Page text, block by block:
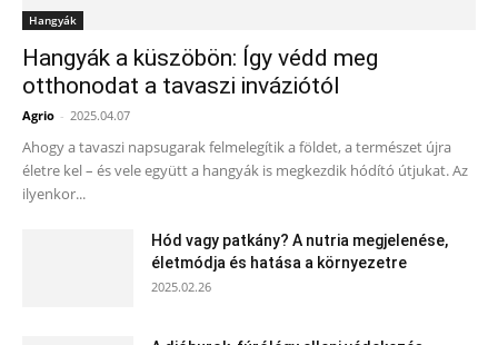
Hangyák
Hangyák a küszöbön: Így védd meg
otthonodat a tavaszi inváziótól
Agrio - 2025.04.07
Ahogy a tavaszi napsugarak felmelegítik a földet, a természet újra
életre kel – és vele együtt a hangyák is megkezdik hódító útjukat. Az
ilyenkor...
Hód vagy patkány? A nutria megjelenése,
életmódja és hatása a környezetre
2025.02.26